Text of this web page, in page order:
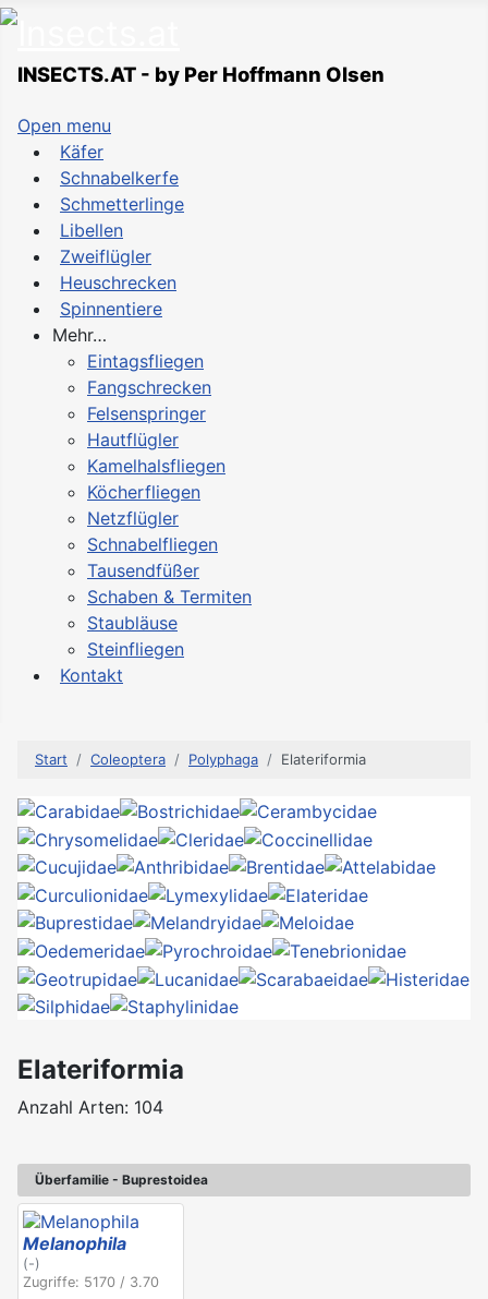
INSECTS.AT - by Per Hoffmann Olsen
Open menu
Käfer
Schnabelkerfe
Schmetterlinge
Libellen
Zweiflügler
Heuschrecken
Spinnentiere
Mehr…
Eintagsfliegen
Fangschrecken
Felsenspringer
Hautflügler
Kamelhalsfliegen
Köcherfliegen
Netzflügler
Schnabelfliegen
Tausendfüßer
Schaben & Termiten
Staubläuse
Steinfliegen
Kontakt
Start Coleoptera Polyphaga Elateriformia
Elateriformia
Anzahl Arten: 104
Überfamilie - Buprestoidea
Melanophila
(-)
Zugriffe: 5170 / 3.70